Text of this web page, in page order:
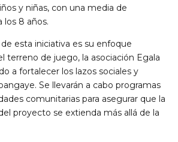
y niñas, con una media de
los 8 años.
esta iniciativa es su enfoque
terreno de juego, la asociación Egala
a fortalecer los lazos sociales y
Se llevarán a cabo programas
comunitarias para asegurar que la
proyecto se extienda más allá de la